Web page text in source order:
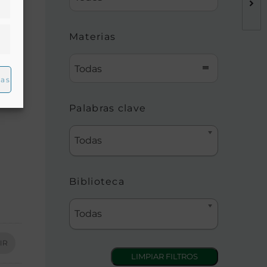
Materias
Todas
Palabras clave
Todas
Biblioteca
Todas